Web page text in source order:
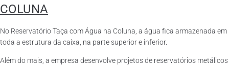
COLUNA
No Reservatório Taça com Água na Coluna, a água fica armazenada em
toda a estrutura da caixa, na parte superior e inferior.
Além do mais, a empresa desenvolve projetos de reservatórios metálicos